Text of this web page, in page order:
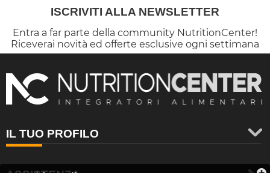
ISCRIVITI ALLA NEWSLETTER
Entra a far parte della community NutritionCenter!
Riceverai novità ed offerte esclusive ogni settimana
IL TUO PROFILO